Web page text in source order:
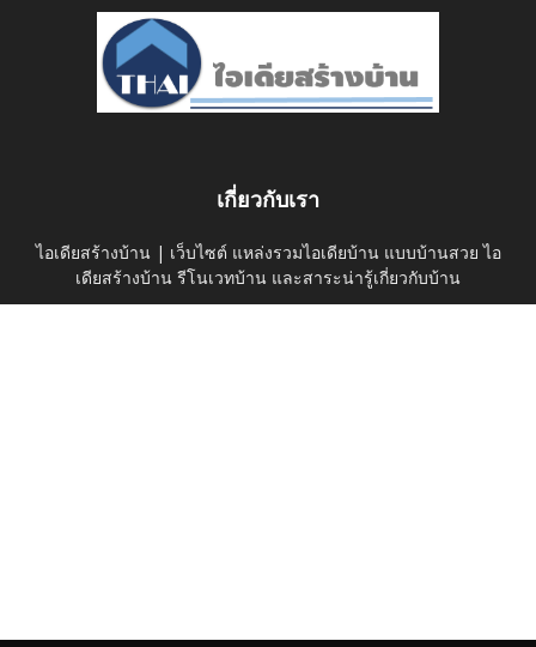
เกี่ยวกับเรา
ไอเดียสร้างบ้าน | เว็บไซต์ แหล่งรวมไอเดียบ้าน แบบบ้านสวย ไอ
เดียสร้างบ้าน รีโนเวทบ้าน และสาระน่ารู้เกี่ยวกับบ้าน